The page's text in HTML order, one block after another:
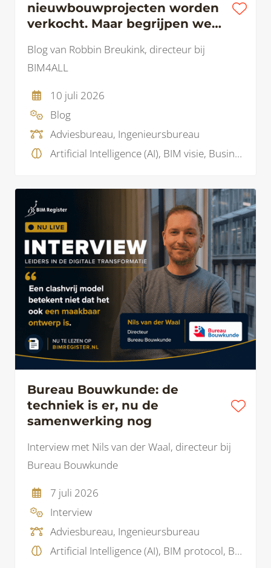
nieuwbouwprojecten worden
verkocht. Maar begrijpen we
Blog van Robbin Breukink, directeur bij
BIM4ALL
10 juli 2026
Blog
Adviesbureau, Ingenieursbureau
Artificial Intelligence (AI), BIM visie, Business Intelligence , Data
Bureau Bouwkunde: de
techniek is er, nu de
samenwerking nog
Interview met Nils van der Waal, directeur bij
Bureau Bouwkunde
7 juli 2026
Interview
Adviesbureau, Ingenieursbureau
Artificial Intelligence (AI), BIM protocol, BIM visie, Model checking, Projectmanagement